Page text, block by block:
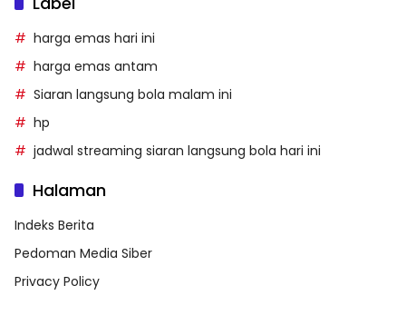
harga emas hari ini
harga emas antam
Siaran langsung bola malam ini
hp
jadwal streaming siaran langsung bola hari ini
Halaman
Indeks Berita
Pedoman Media Siber
Privacy Policy